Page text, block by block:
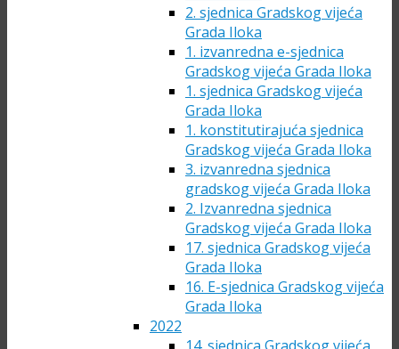
2. sjednica Gradskog vijeća
Grada Iloka
1. izvanredna e-sjednica
Gradskog vijeća Grada Iloka
1. sjednica Gradskog vijeća
Grada Iloka
1. konstitutirajuća sjednica
Gradskog vijeća Grada Iloka
3. izvanredna sjednica
gradskog vijeća Grada Iloka
2. Izvanredna sjednica
Gradskog vijeća Grada Iloka
17. sjednica Gradskog vijeća
Grada Iloka
16. E-sjednica Gradskog vijeća
Grada Iloka
2022